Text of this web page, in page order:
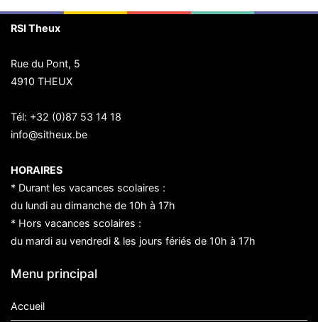
RSI Theux
Rue du Pont, 5
4910 THEUX
Tél: +32 (0)87 53 14 18
info@sitheux.be
HORAIRES
* Durant les vacances scolaires :
du lundi au dimanche de 10h à 17h
* Hors vacances scolaires :
du mardi au vendredi & les jours fériés de 10h à 17h
Menu principal
Accueil